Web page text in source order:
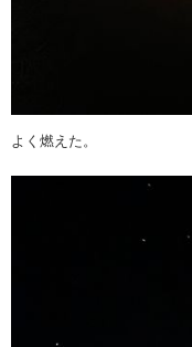
よく燃えた。